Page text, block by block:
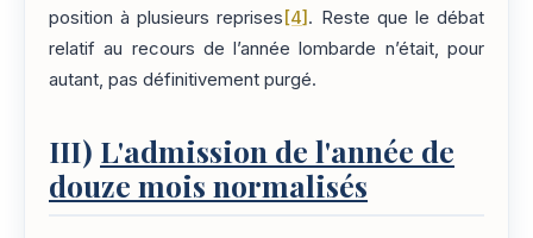
position à plusieurs reprises [4] . Reste que le débat
relatif au recours de l’année lombarde n’était, pour
autant, pas définitivement purgé.
III) L'admission de l'année de
douze mois normalisés